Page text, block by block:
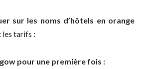
sur les noms d’hôtels en orange
les tarifs :
pour une première fois :